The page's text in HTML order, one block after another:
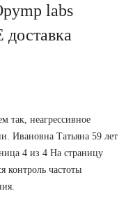
labs
так, неагрессивное
Ивановна Татьяна 59 лет
4 из 4 На страницу
контроль частоты